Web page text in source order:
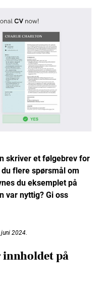
skriver et følgebrev for
flere spørsmål om
du eksemplet på
var nyttig? Gi oss
2024.
innholdet på